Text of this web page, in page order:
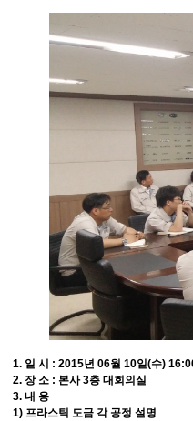
1. 일 시 : 2015년 06월 10일(수)
2. 장 소 : 본사 3층 대회의실
3. 내 용
1) 프라스틱 도금 각 공정 설명